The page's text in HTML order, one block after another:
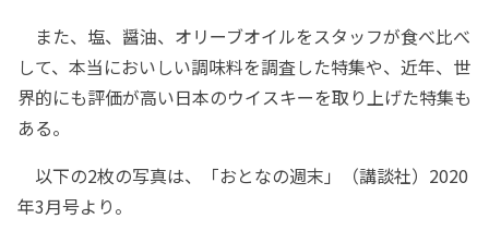
また、塩、醤油、オリーブオイルをスタッフが食べ比べ
して、本当においしい調味料を調査した特集や、近年、世
界的にも評価が高い日本のウイスキーを取り上げた特集も
ある。
以下の2枚の写真は、「おとなの週末」（講談社）2020
年3月号より。